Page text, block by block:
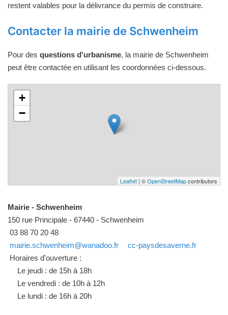
restent valables pour la délivrance du permis de construire.
Contacter la mairie de Schwenheim
Pour des questions d'urbanisme, la mairie de Schwenheim
peut être contactée en utilisant les coordonnées ci-dessous.
+
−
Leaflet | ©OpenStreetMapcontributors
Mairie - Schwenheim
150 rue Principale - 67440 - Schwenheim
03 88 70 20 48
mairie.schwenheim@wanadoo.fr
cc-paysdesaverne.fr
Horaires d'ouverture :
Le jeudi : de 15h à 18h
Le vendredi : de 10h à 12h
Le lundi : de 16h à 20h